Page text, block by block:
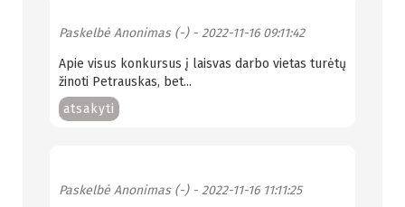
Paskelbė Anonimas (-)- 2022-11-16 09:11:42
Apie visus konkursus į laisvas darbo vietas turėtų
žinoti Petrauskas, bet...
atsakyti
Paskelbė Anonimas (-)- 2022-11-16 11:11:25